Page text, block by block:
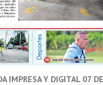
IMPRESA Y DIGITAL 07